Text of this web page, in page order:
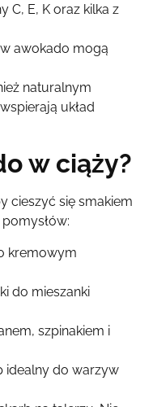
C, E, K oraz kilka z
awokado mogą
naturalnym
układ
w ciąży?
cieszyć się smakiem
kremowym
do mieszanki
szpinakiem i
idealny do warzyw